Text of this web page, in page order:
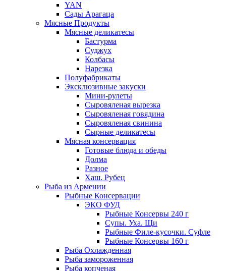
YAN
Сады Арагаца
Мясные Продукты
Мясные деликатесы
Бастурма
Суджух
Колбасы
Нарезка
Полуфабрикаты
Эксклюзивные закуски
Мини-рулеты
Сыровяленая вырезка
Сыровяленая говядина
Сыровяленая свинина
Сырные деликатесы
Мясная консервация
Готовые блюда и обеды
Долма
Разное
Хаш. Рубец
Рыба из Армении
Рыбные Консервации
ЭКО ФУД
Рыбные Консервы 240 г
Супы. Уха. Щи
Рыбные Филе-кусочки. Суфле
Рыбные Консервы 160 г
Рыба Охлажденная
Рыба замороженная
Рыба копченая